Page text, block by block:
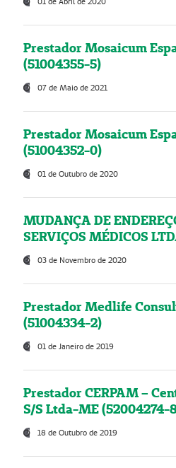
Prestador Mosaicum
(51004355-5)
07 de Maio de 2021
Prestador Mosaicum
(51004352-0)
01 de Outubro de 2020
MUDANÇA DE
SERVIÇOS MÉDICOS
03 de Novembro de 2020
Prestador Medlife
(51004334-2)
01 de Janeiro de 2019
Prestador CERPAM –
S/S Ltda-ME (52004274-
18 de Outubro de 2019